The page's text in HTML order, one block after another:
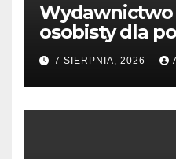
Wydawnictwo
osobisty dla
7 SIERPNIA, 2026